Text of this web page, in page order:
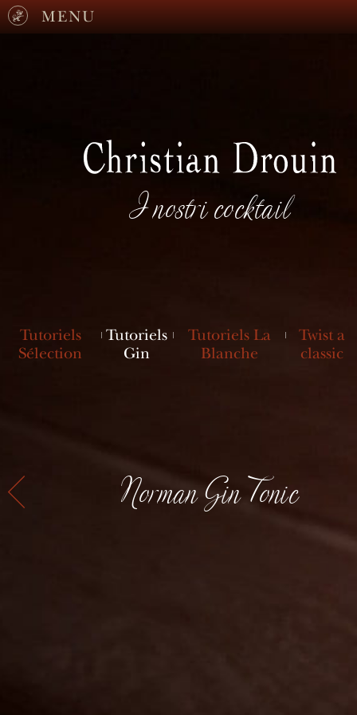
MENU
I nostri cocktail
Tutoriels
Sélection
Tutoriels
Gin
Tutoriels La
Blanche
Twist a
classic
Norman Gin Tonic